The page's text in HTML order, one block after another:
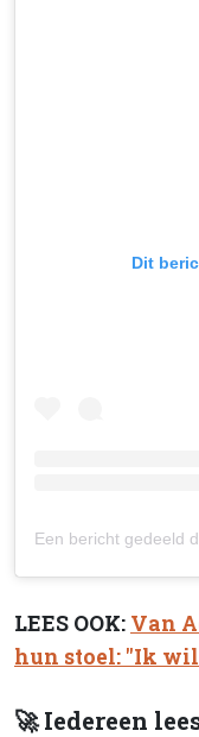
Dit
LEES OOK: Van
hun stoel: "Ik
🚀 Iedereen